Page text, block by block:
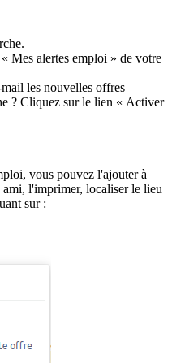
Mes alertes emploi » de votre
les nouvelles offres
? Cliquez sur le lien « Activer
vous pouvez l'ajouter à
l'imprimer, localiser le lieu
sur :